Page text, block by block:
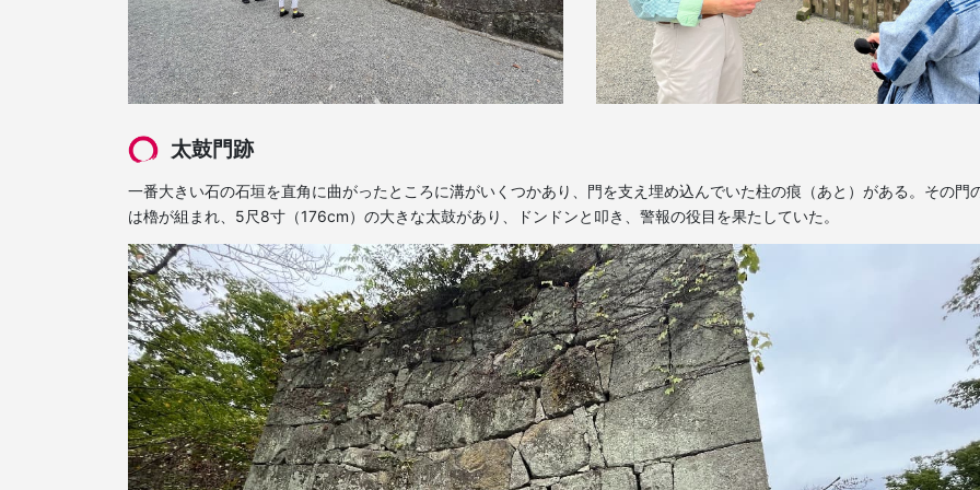
太鼓門跡
一番大きい石の石垣を直角に曲がったところに溝がいくつかあり、門を支え埋め込んでいた柱の痕（あと）がある。その門
は櫓が組まれ、5尺8寸（176cm）の大きな太鼓があり、ドンドンと叩き、警報の役目を果たしていた。